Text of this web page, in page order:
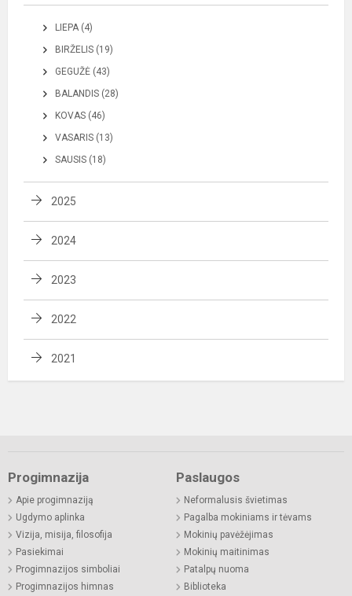
LIEPA (4)
BIRŽELIS (19)
GEGUŽĖ (43)
BALANDIS (28)
KOVAS (46)
VASARIS (13)
SAUSIS (18)
2025
2024
2023
2022
2021
Progimnazija
Apie progimnaziją
Ugdymo aplinka
Vizija, misija, filosofija
Pasiekimai
Progimnazijos simboliai
Progimnazijos himnas
Paslaugos
Neformalusis švietimas
Pagalba mokiniams ir tėvams
Mokinių pavėžėjimas
Mokinių maitinimas
Patalpų nuoma
Biblioteka